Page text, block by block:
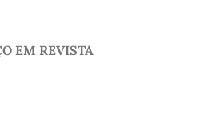
EM REVISTA